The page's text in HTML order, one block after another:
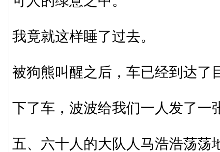
我竟就这样睡了过去。
被狗熊叫醒之后，车已经到达了
下了车，波波给我们一人发了一
五、六十人的大队人马浩浩荡荡